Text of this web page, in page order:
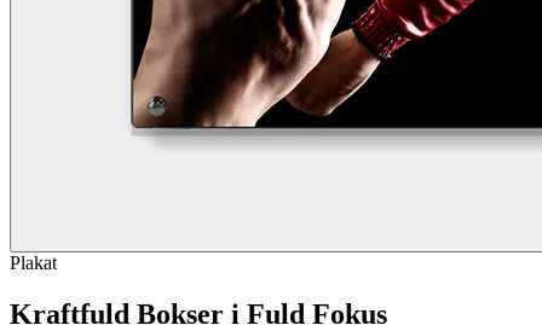
Plakat
Kraftfuld Bokser i Fuld Fokus